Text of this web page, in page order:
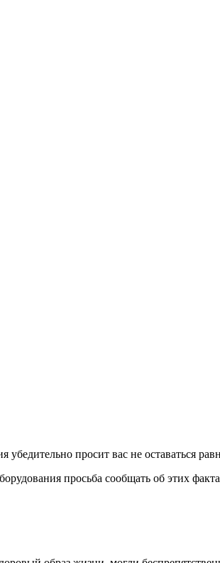
просит вас не оставаться
просьба сообщать об этих